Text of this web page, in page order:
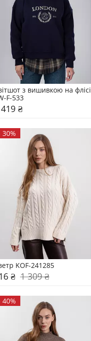
з вишивкою на флісі
F-533
₴
30%
KOF-241285
₴ 1 309 ₴
40%